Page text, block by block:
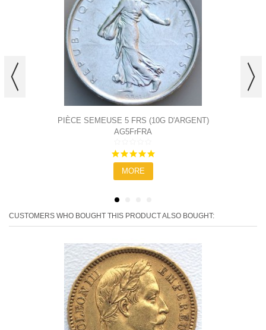
PIÈCE SEMEUSE 5 FRS (10G D'ARGENT)
AG5FrFRA
5.0
MORE
CUSTOMERS WHO BOUGHT THIS PRODUCT ALSO BOUGHT: